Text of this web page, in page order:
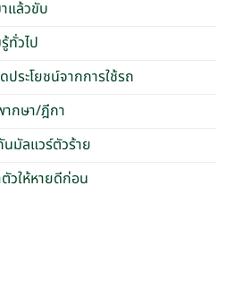
แล้วขับ
ทั่วไป
ประโยชน์จากการใช้รถ
กษา/ฎีกา
มัลแวร์ตัวร้าย
วให้หายดีก่อน